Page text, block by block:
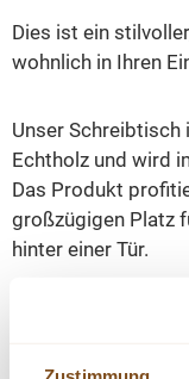
Dies ist ein
wohnlich in Ihren
Unser
Echtholz und wird
Das Produkt
großzügigen Platz
hinter einer Tür.
Die